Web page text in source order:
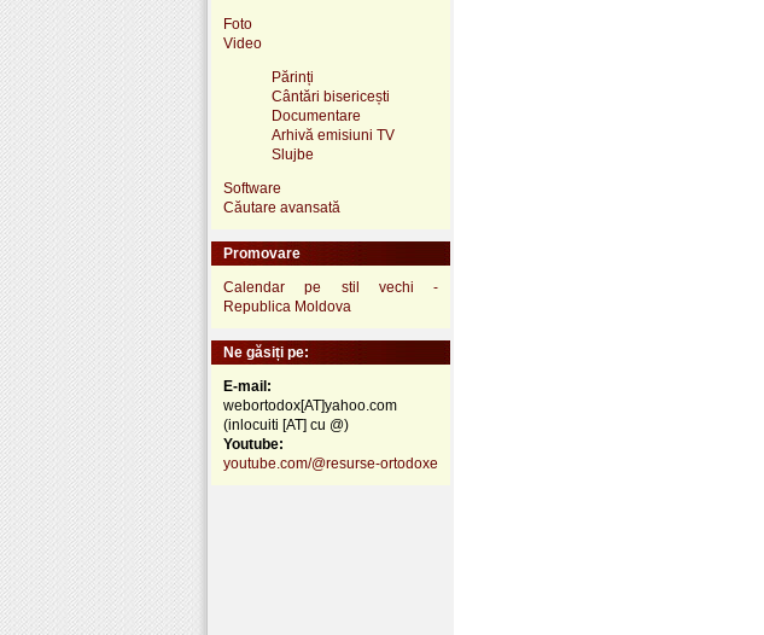
Foto
Video
Părinți
Cântări bisericești
Documentare
Arhivă emisiuni TV
Slujbe
Software
Căutare avansată
Promovare
Calendar pe stil vechi -
Republica Moldova
Ne găsiți pe:
E-mail:
webortodox[AT]yahoo.com
(inlocuiti [AT] cu @)
Youtube:
youtube.com/@resurse-ortodoxe